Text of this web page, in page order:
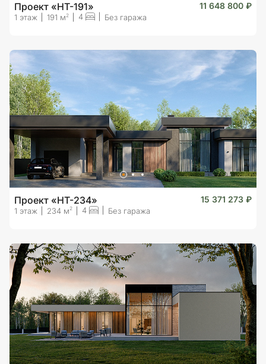
Проект «HT-191» 11 648 800 ₽
1 этаж 191 м 2 4 Без гаража
Проект «HT-234» 15 371 273 ₽
1 этаж 234 м2 4 Без гаража